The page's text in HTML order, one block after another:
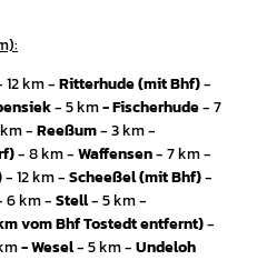
12 km -Ritterhude(mit Bhf)-
- 5 km- Fischerhude- 7
-Reeßum- 3 km -
- 8 km -Waffensen- 7 km -
- 12 km -Scheeßel (mit Bhf)-
6 km -Stell- 5 km -
vom Bhf Tostedt entfernt)-
- Wesel- 5 km -Undeloh